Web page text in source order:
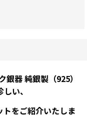
銀器 純銀製（925）
い、
をご紹介いたしま